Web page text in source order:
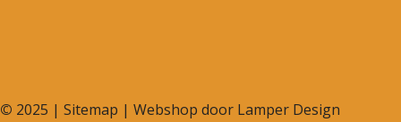
© 2025 | Sitemap | Webshop door Lamper Design